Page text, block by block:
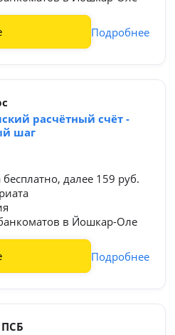
Подробнее
расчётный счёт -
шаг
далее 159 руб.
в Йошкар-Оле
Подробнее